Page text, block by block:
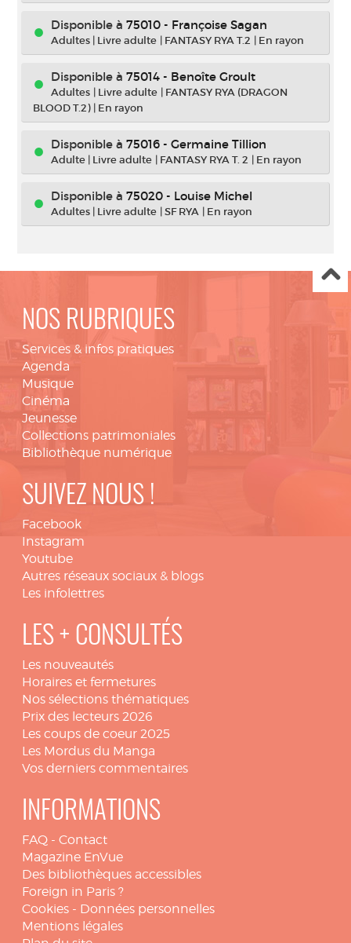
Disponible à 75010 - Françoise Sagan
Adultes | Livre adulte | FANTASY RYA T.2 | En rayon
Disponible à 75014 - Benoîte Groult
Adultes | Livre adulte | FANTASY RYA (DRAGON
BLOOD T.2) | En rayon
Disponible à 75016 - Germaine Tillion
Adulte | Livre adulte | FANTASY RYA T. 2 | En rayon
Disponible à 75020 - Louise Michel
Adultes | Livre adulte |SF RYA | En rayon
NOS RUBRIQUES
Services & infos pratiques
Agenda
Musique
Cinéma
Jeunesse
Collections patrimoniales
Bibliothèque numérique
SUIVEZ NOUS !
Facebook
Instagram
Youtube
Autres réseaux sociaux & blogs
Les infolettres
LES + CONSULTÉS
Les nouveautés
Horaires et fermetures
Nos sélections thématiques
Prix des lecteurs 2026
Les coups de coeur 2025
Les Mordus du Manga
Vos derniers commentaires
INFORMATIONS
FAQ - Contact
Magazine EnVue
Des bibliothèques accessibles
Foreign in Paris ?
Cookies - Données personnelles
Mentions légales